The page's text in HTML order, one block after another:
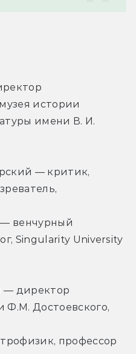
истории
имени В. И.
— критик,
— венчурный
Singularity University
директор
Достоевского,
профессор